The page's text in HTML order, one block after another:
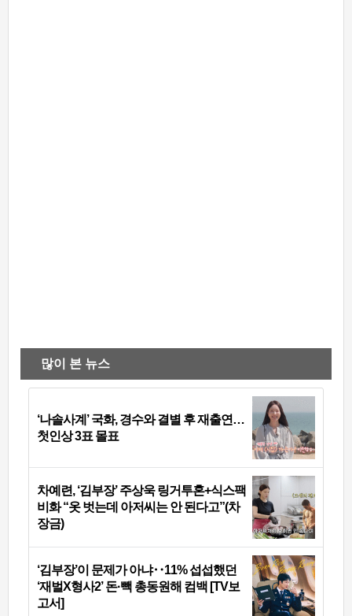
많이 본 뉴스
‘나솔사계’ 국화, 경수와 결별 후 재출연…
첫인상 3표 몰표
차예련, ‘김부장’ 주상욱 링거투혼+식스팩
비화 “옷 벗는데 아저씨는 안 된다고”(차
장금)
‘김부장’이 문제가 아냐‥11% 섭섭했던
‘재벌X형사2’ 돈·빽 총동원해 컴백 [TV보
고서]